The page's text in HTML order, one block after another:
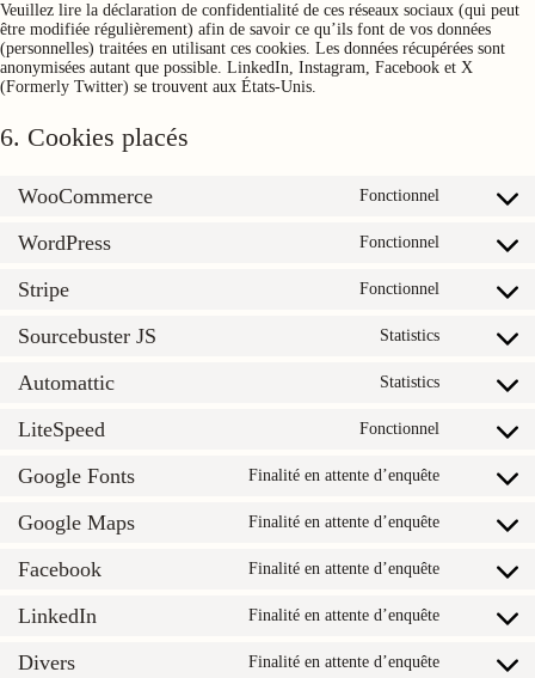
Veuillez lire la déclaration de confidentialité de ces réseaux sociaux (qui peut
être modifiée régulièrement) afin de savoir ce qu’ils font de vos données
(personnelles) traitées en utilisant ces cookies. Les données récupérées sont
anonymisées autant que possible. LinkedIn, Instagram, Facebook et X
(Formerly Twitter) se trouvent aux États-Unis.
6. Cookies placés
WooCommerce Fonctionnel
Consent
service
WordPress Fonctionnel
Consent
service
Stripe Fonctionnel
Consent
service
Sourcebuster JS Statistics
Consent
service
Automattic Statistics
Consent
service
LiteSpeed Fonctionnel
Consent
service
Google Fonts Finalité en attente d’enquête
Consent
service
Google Maps Finalité en attente d’enquête
Consent
service
Facebook Finalité en attente d’enquête
Consent
service
LinkedIn Finalité en attente d’enquête
Consent
service
Divers Finalité en attente d’enquête
Consent